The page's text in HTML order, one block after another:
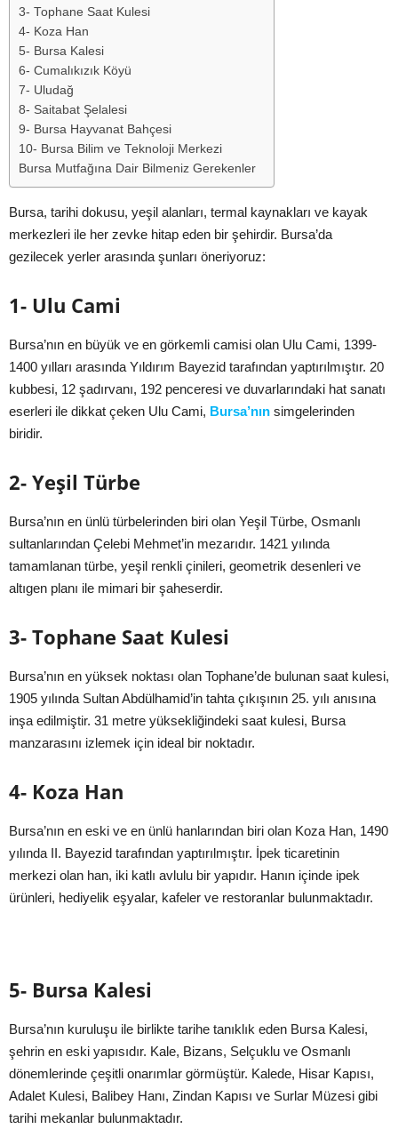
3- Tophane Saat Kulesi
4- Koza Han
5- Bursa Kalesi
6- Cumalıkızık Köyü
7- Uludağ
8- Saitabat Şelalesi
9- Bursa Hayvanat Bahçesi
10- Bursa Bilim ve Teknoloji Merkezi
Bursa Mutfağına Dair Bilmeniz Gerekenler
Bursa, tarihi dokusu, yeşil alanları, termal kaynakları ve kayak
merkezleri ile her zevke hitap eden bir şehirdir. Bursa’da
gezilecek yerler arasında şunları öneriyoruz:
1- Ulu Cami
Bursa’nın en büyük ve en görkemli camisi olan Ulu Cami, 1399-
1400 yılları arasında Yıldırım Bayezid tarafından yaptırılmıştır. 20
kubbesi, 12 şadırvanı, 192 penceresi ve duvarlarındaki hat sanatı
eserleri ile dikkat çeken Ulu Cami, Bursa’nın simgelerinden
biridir.
2- Yeşil Türbe
Bursa’nın en ünlü türbelerinden biri olan Yeşil Türbe, Osmanlı
sultanlarından Çelebi Mehmet’in mezarıdır. 1421 yılında
tamamlanan türbe, yeşil renkli çinileri, geometrik desenleri ve
altıgen planı ile mimari bir şaheserdir.
3- Tophane Saat Kulesi
Bursa’nın en yüksek noktası olan Tophane’de bulunan saat kulesi,
1905 yılında Sultan Abdülhamid’in tahta çıkışının 25. yılı anısına
inşa edilmiştir. 31 metre yüksekliğindeki saat kulesi, Bursa
manzarasını izlemek için ideal bir noktadır.
4- Koza Han
Bursa’nın en eski ve en ünlü hanlarından biri olan Koza Han, 1490
yılında II. Bayezid tarafından yaptırılmıştır. İpek ticaretinin
merkezi olan han, iki katlı avlulu bir yapıdır. Hanın içinde ipek
ürünleri, hediyelik eşyalar, kafeler ve restoranlar bulunmaktadır.
5- Bursa Kalesi
Bursa’nın kuruluşu ile birlikte tarihe tanıklık eden Bursa Kalesi,
şehrin en eski yapısıdır. Kale, Bizans, Selçuklu ve Osmanlı
dönemlerinde çeşitli onarımlar görmüştür. Kalede, Hisar Kapısı,
Adalet Kulesi, Balibey Hanı, Zindan Kapısı ve Surlar Müzesi gibi
tarihi mekanlar bulunmaktadır.